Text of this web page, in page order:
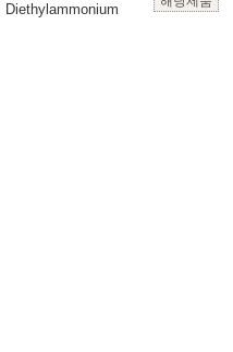
Diethylammonium